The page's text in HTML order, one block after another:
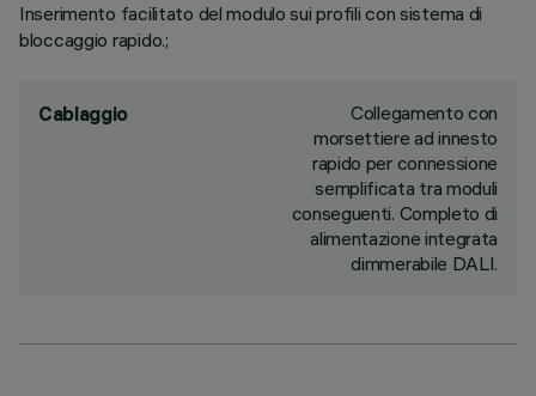
Inserimento facilitato del modulo sui profili con sistema di
bloccaggio rapido.;
Cablaggio
Collegamento con
morsettiere ad innesto
rapido per connessione
semplificata tra moduli
conseguenti. Completo di
alimentazione integrata
dimmerabile DALI.